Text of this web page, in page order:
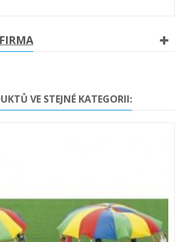
VE STEJNÉ KATEGORII: